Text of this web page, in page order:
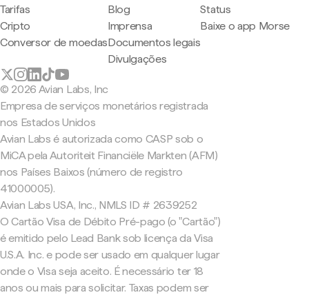
Tarifas
Cripto
Conversor de moedas
Blog
Imprensa
Documentos legais
Divulgações
Status
Baixe o app Morse
© 2026 Avian Labs, Inc
Empresa de serviços monetários registrada
nos Estados Unidos
Avian Labs é autorizada como CASP sob o
MiCA pela Autoriteit Financiële Markten (AFM)
nos Países Baixos (número de registro
41000005).
Avian Labs USA, Inc., NMLS ID # 2639252
O Cartão Visa de Débito Pré-pago (o "Cartão")
é emitido pelo Lead Bank sob licença da Visa
U.S.A. Inc. e pode ser usado em qualquer lugar
onde o Visa seja aceito. É necessário ter 18
anos ou mais para solicitar. Taxas podem ser